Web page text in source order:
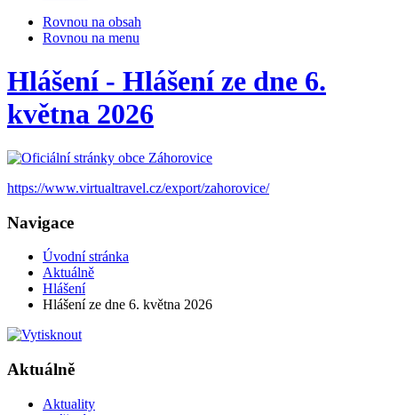
Rovnou na obsah
Rovnou na menu
Hlášení - Hlášení ze dne 6.
května 2026
https://www.virtualtravel.cz/export/zahorovice/
Navigace
Úvodní stránka
Aktuálně
Hlášení
Hlášení ze dne 6. května 2026
Aktuálně
Aktuality